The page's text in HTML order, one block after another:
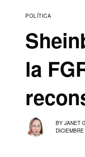
POLÍTICA
la
BY JANET